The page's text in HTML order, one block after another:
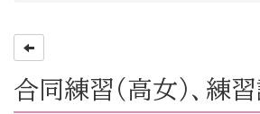
合同練習（高女）、練習